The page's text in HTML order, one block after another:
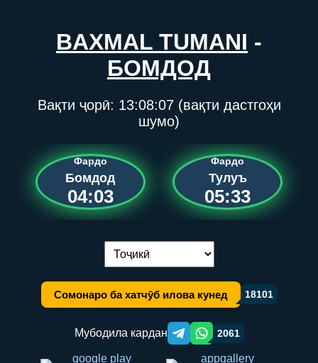
BAXMAL TUMANI -
БОМДОД
Вақти ҷорӣ: 13:08:07(вақти дастгоҳи
шумо)
Фардо
Бомдод
04:03
Фардо
Тулуъ
05:33
Иваз кардани забон:
Сомонаро ба хатчӯб илова кунед 18101
Мубодила кардан Telegram orqali ulashish
WhatsApp orqali ulashish
2061